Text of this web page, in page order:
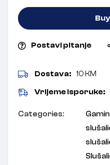
Postavi pitanje
Dostava: 10 KM
Vrijeme isporuke:
Categories: